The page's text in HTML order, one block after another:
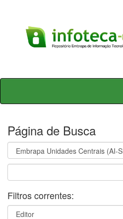
Skip
Página de Busca
Filtros correntes: